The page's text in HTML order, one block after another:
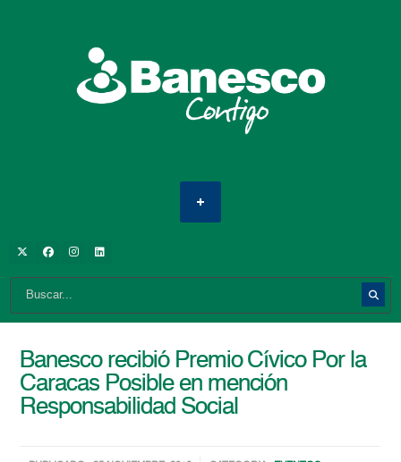
Banesco recibió Premio Cívico Por la
Caracas Posible en mención
Responsabilidad Social